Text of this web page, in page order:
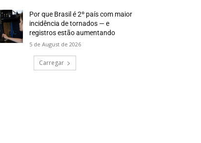
Por que Brasil é 2º país com maior
incidência de tornados — e
registros estão aumentando
5 de August de 2026
Carregar